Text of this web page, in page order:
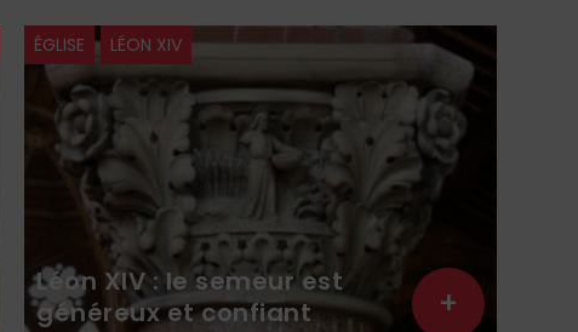
ÉGLISE LÉON XIV
Léon XIV : le semeur est
généreux et confiant
+